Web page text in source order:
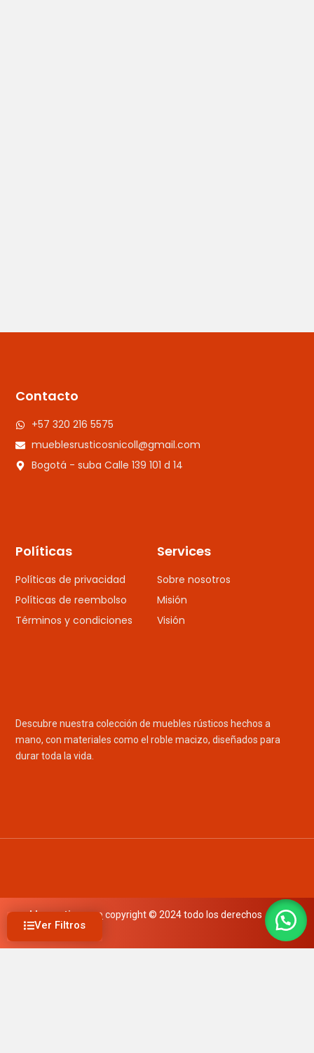
Ver Filtros
Descubre nuestra colección de muebles rústicos hechos a
mano, con materiales como el roble macizo, diseñados para
durar toda la vida.
Services
Sobre nosotros
Misión
Visión
Políticas
Políticas de privacidad
Políticas de reembolso
Términos y condiciones
Contacto
+57 320 216 5575
mueblesrusticosnicoll@gmail.com
Bogotá - suba Calle 139 101 d 14
mueblesrusticos.co copyright © 2024 todo los derechos
reservados